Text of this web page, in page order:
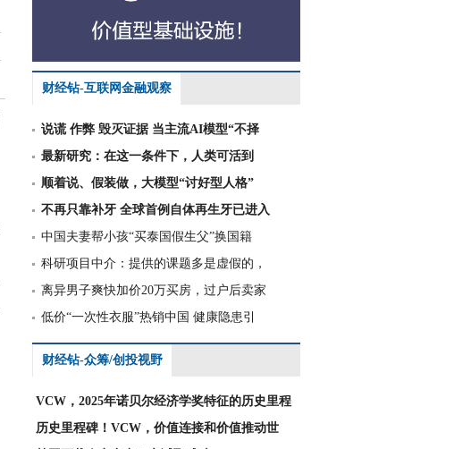
财经钻-互联网金融观察
说谎 作弊 毁灭证据 当主流AI模型“不择
最新研究：在这一条件下，人类可活到
顺着说、假装做，大模型“讨好型人格”
不再只靠补牙 全球首例自体再生牙已进入
中国夫妻帮小孩“买泰国假生父”换国籍
科研项目中介：提供的课题多是虚假的，
离异男子爽快加价20万买房，过户后卖家
低价“一次性衣服”热销中国 健康隐患引
财经钻-众筹/创投视野
VCW，2025年诺贝尔经济学奖特征的历史里程
历史里程碑！VCW，价值连接和价值推动世